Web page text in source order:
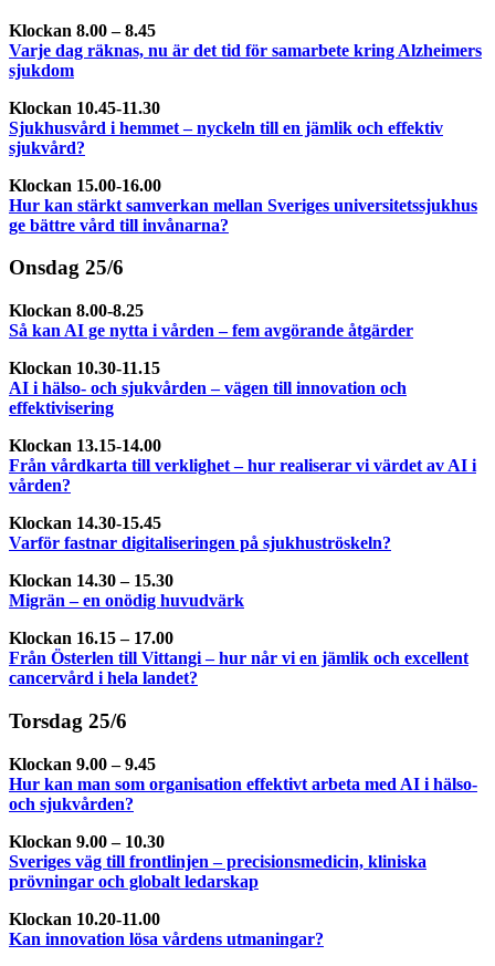
Klockan 8.00 – 8.45
Varje dag räknas, nu är det tid för samarbete kring Alzheimers
sjukdom
Klockan 10.45-11.30
Sjukhusvård i hemmet – nyckeln till en jämlik och effektiv
sjukvård?
Klockan 15.00-16.00
Hur kan stärkt samverkan mellan Sveriges universitetssjukhus
ge bättre vård till invånarna?
Onsdag 25/6
Klockan 8.00-8.25
Så kan AI ge nytta i vården – fem avgörande åtgärder
Klockan 10.30-11.15
AI i hälso- och sjukvården – vägen till innovation och
effektivisering
Klockan 13.15-14.00
Från vårdkarta till verklighet – hur realiserar vi värdet av AI i
vården?
Klockan 14.30-15.45
Varför fastnar digitaliseringen på sjukhuströskeln?
Klockan 14.30 – 15.30
Migrän – en onödig huvudvärk
Klockan 16.15 – 17.00
Från Österlen till Vittangi – hur når vi en jämlik och excellent
cancervård i hela landet?
Torsdag 25/6
Klockan 9.00 – 9.45
Hur kan man som organisation effektivt arbeta med AI i hälso-
och sjukvården?
Klockan 9.00 – 10.30
Sveriges väg till frontlinjen – precisionsmedicin, kliniska
prövningar och globalt ledarskap
Klockan 10.20-11.00
Kan innovation lösa vårdens utmaningar?